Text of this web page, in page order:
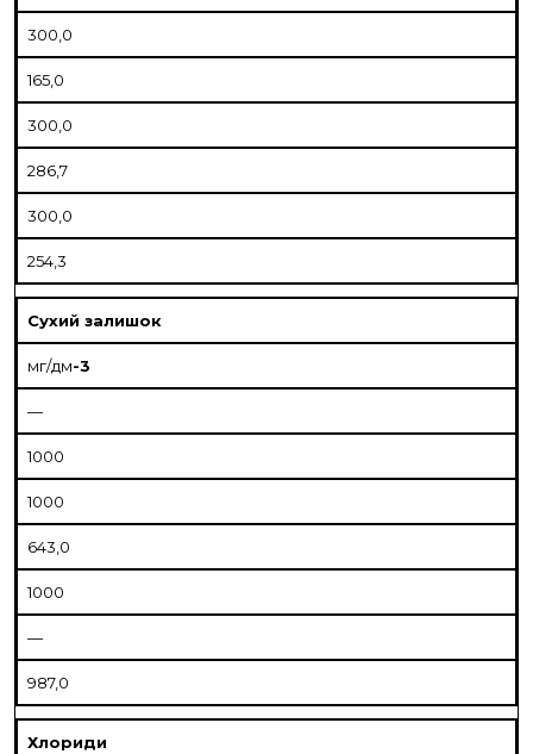
300,0
165,0
300,0
286,7
300,0
254,3
Сухий залишок
мг/дм-3
—
1000
1000
643,0
1000
—
987,0
Хлориди